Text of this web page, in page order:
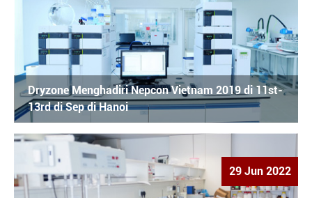
Dryzone Menghadiri Nepcon Vietnam 2019 di 11st-
13rd di Sep di Hanoi
29 Jun 2022